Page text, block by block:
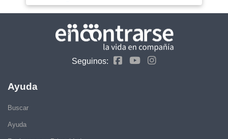
Seguinos:
Ayuda
Buscar
Ayuda